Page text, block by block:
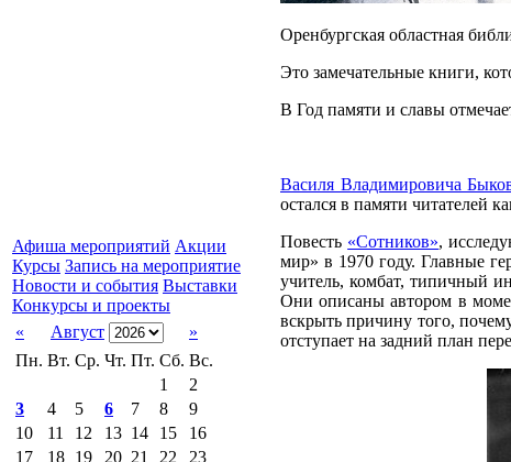
Афиша мероприятий Акции
Курсы Запись на мероприятие
Новости и события Выставки
Конкурсы и проекты
«
Август
»
Пн. Вт. Ср. Чт. Пт. Сб. Вс.
1
2
3
4 5 6 7 8
9
10
11 12 13 14 15
16
17
18 19 20 21 22
23
Оренбургская областная
Это замечательные книги,
В Год памяти и славы
Василя Владимировича
остался в памяти читателей
Повесть «Сотников»,
мир» в 1970 году. Главные
учитель, комбат, типичный
Они описаны автором в
вскрыть причину того,
отступает на задний план